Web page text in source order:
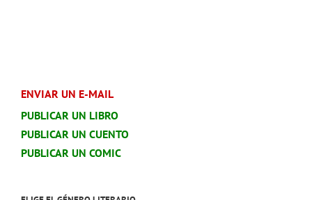
ENVIAR UN E-MAIL
PUBLICAR UN LIBRO
PUBLICAR UN CUENTO
PUBLICAR UN COMIC